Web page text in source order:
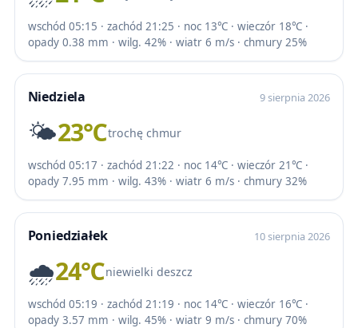
wschód 05:15 · zachód 21:25 · noc 13℃ · wieczór 18℃ ·
opady 0.38 mm · wilg. 42% · wiatr 6 m/s · chmury 25%
Niedziela 9 sierpnia 2026
🌤️23℃trochę chmur
wschód 05:17 · zachód 21:22 · noc 14℃ · wieczór 21℃ ·
opady 7.95 mm · wilg. 43% · wiatr 6 m/s · chmury 32%
Poniedziałek 10 sierpnia 2026
🌧️24℃niewielki deszcz
wschód 05:19 · zachód 21:19 · noc 14℃ · wieczór 16℃ ·
opady 3.57 mm · wilg. 45% · wiatr 9 m/s · chmury 70%